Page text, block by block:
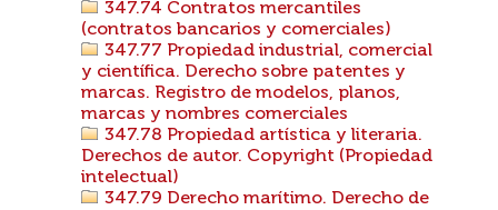
347.74 Contratos mercantiles
(contratos bancarios y comerciales)
347.77 Propiedad industrial, comercial
y científica. Derecho sobre patentes y
marcas. Registro de modelos, planos,
marcas y nombres comerciales
347.78 Propiedad artística y literaria.
Derechos de autor. Copyright (Propiedad
intelectual)
347.79 Derecho marítimo. Derecho de